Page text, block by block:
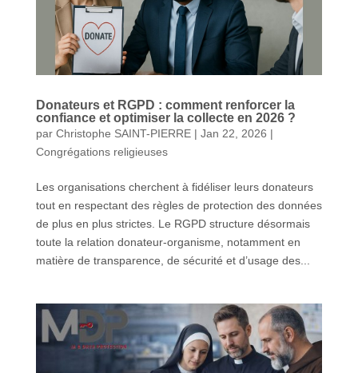
Donateurs et RGPD : comment renforcer la
confiance et optimiser la collecte en 2026 ?
par Christophe SAINT-PIERRE| Jan 22, 2026 |
Congrégations religieuses
Les organisations cherchent à fidéliser leurs donateurs
tout en respectant des règles de protection des données
de plus en plus strictes. Le RGPD structure désormais
toute la relation donateur-organisme, notamment en
matière de transparence, de sécurité et d’usage des...